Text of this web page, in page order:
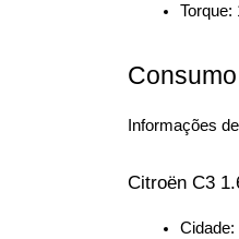
Torque:
Informações
Citroën C3
Cidade: